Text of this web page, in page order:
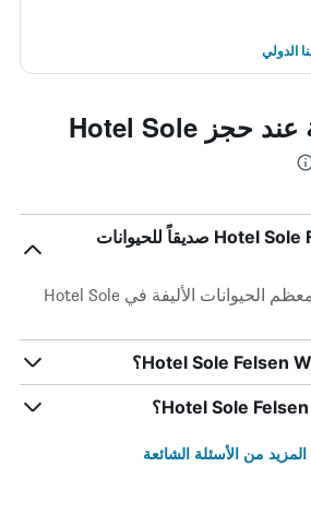
الدولي
الأسئلة الشائعة عند حجز Hotel Sole
هل يعتبر Hotel Sole Felsen Welt صديقاً للحيوانات
نعم ، يُسمح بالكلاب ولمعظم الحيوانات الأليفة في Hotel Sole
من الأسئلة الشائعة